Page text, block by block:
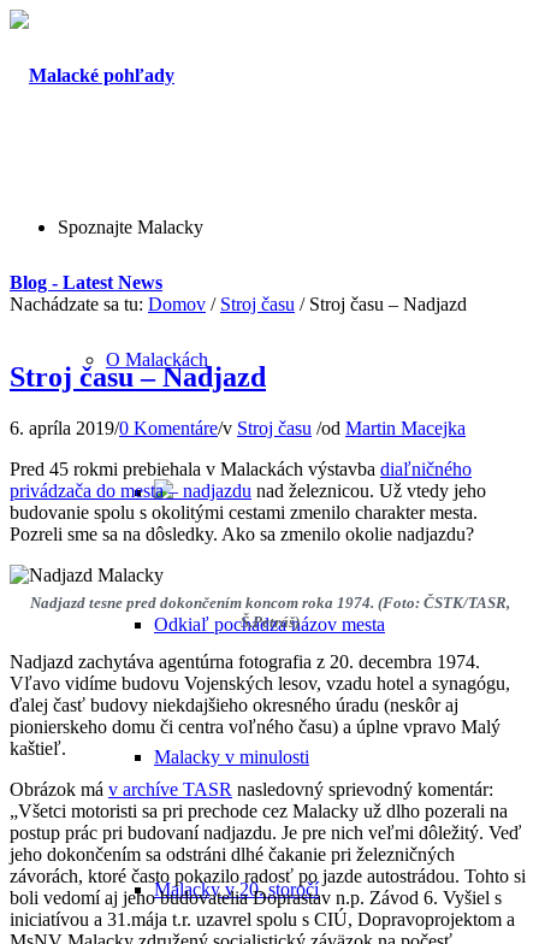
Spoznajte Malacky
O Malackách
Odkiaľ pochádza názov mesta
Malacky v minulosti
Malacky v 20. storočí
Blog - Latest News
Nachádzate sa tu: Domov / Stroj času / Stroj času – Nadjazd
Stroj času – Nadjazd
6. apríla 2019/0 Komentáre/v Stroj času /od Martin Macejka
Pred 45 rokmi prebiehala v Malackách výstavba diaľničného
privádzača do mesta – nadjazdu nad železnicou. Už vtedy jeho
budovanie spolu s okolitými cestami zmenilo charakter mesta.
Pozreli sme sa na dôsledky. Ako sa zmenilo okolie nadjazdu?
Nadjazd tesne pred dokončením koncom roka 1974. (Foto: ČSTK/TASR,
Š.Petráš)
Nadjazd zachytáva agentúrna fotografia z 20. decembra 1974.
Vľavo vidíme budovu Vojenských lesov, vzadu hotel a synagógu,
ďalej časť budovy niekdajšieho okresného úradu (neskôr aj
pionierskeho domu či centra voľného času) a úplne vpravo Malý
kaštieľ.
Obrázok má v archíve TASR nasledovný sprievodný komentár:
„Všetci motoristi sa pri prechode cez Malacky už dlho pozerali na
postup prác pri budovaní nadjazdu. Je pre nich veľmi dôležitý. Veď
jeho dokončením sa odstráni dlhé čakanie pri železničných
závorách, ktoré často pokazilo radosť po jazde autostrádou. Tohto si
boli vedomí aj jeho budovatelia Doprastav n.p. Závod 6. Vyšiel s
iniciatívou a 31.mája t.r. uzavrel spolu s CIÚ, Dopravoprojektom a